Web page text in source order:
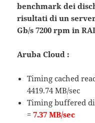
benchmark dei
risultati di un
Gb/s 7200 rpm in
Aruba Cloud :
Timing cached
4419.74 MB/sec
Timing buffered
=7.37 MB/sec